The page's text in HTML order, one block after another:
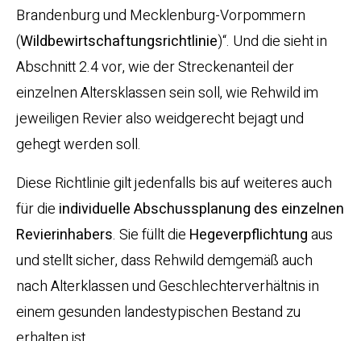
Brandenburg und Mecklenburg-Vorpommern
(Wildbewirtschaftungsrichtlinie)“. Und die sieht in
Abschnitt 2.4 vor, wie der Streckenanteil der
einzelnen Altersklassen sein soll, wie Rehwild im
jeweiligen Revier also weidgerecht bejagt und
gehegt werden soll.
Diese Richtlinie gilt jedenfalls bis auf weiteres auch
für die individuelle Abschussplanung des einzelnen
Revierinhabers. Sie füllt die Hegeverpflichtungaus
und stellt sicher, dass Rehwild demgemäß auch
nach Alterklassen und Geschlechterverhältnis in
einem gesunden landestypischen Bestand zu